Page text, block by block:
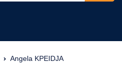
Angela KPEIDJA